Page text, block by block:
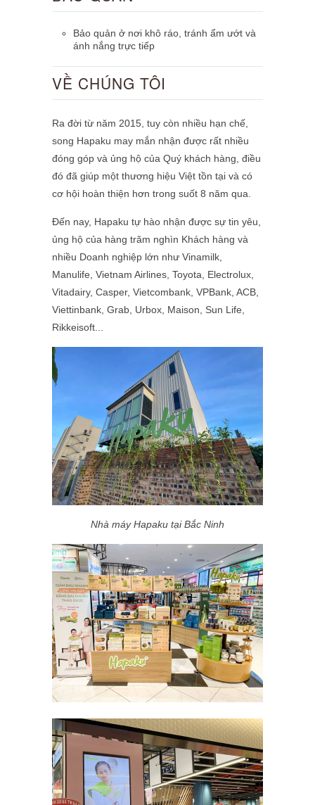
Bảo quản ở nơi khô ráo, tránh ẩm ướt và
ánh nắng trực tiếp
VỀ CHÚNG TÔI
Ra đời từ năm 2015, tuy còn nhiều hạn chế,
song Hapaku may mắn nhận được rất nhiều
đóng góp và ủng hộ của Quý khách hàng, điều
đó đã giúp một thương hiệu Việt tồn tại và có
cơ hội hoàn thiện hơn trong suốt 8 năm qua.
Đến nay, Hapaku tự hào nhận được sự tin yêu,
ủng hộ của hàng trăm nghìn Khách hàng và
nhiều Doanh nghiệp lớn như Vinamilk,
Manulife, Vietnam Airlines, Toyota, Electrolux,
Vitadairy, Casper, Vietcombank, VPBank, ACB,
Viettinbank, Grab, Urbox, Maison,
Sun Life,
Rikkeisoft
Nhà máy Hapaku tại Bắc Ninh